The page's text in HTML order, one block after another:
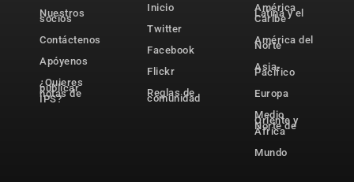
Nuestros
socios
Contáctenos
Apóyenos
¿Quieres
publicar
notas de
IPS?
Inicio
Twitter
Facebook
Flickr
Reglas de
comunidad
América
Latina y el
Caribe
América del
Norte
Asia-
Pacífico
Europa
Medio
Oriente y
Norte de
África
Mundo